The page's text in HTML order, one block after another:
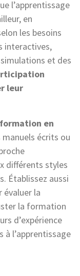
l’apprentissage
en
les besoins
interactives,
et des
leur
en
manuels écrits ou
différents styles
Établissez aussi
évaluer la
la formation
d’expérience
l’apprentissage